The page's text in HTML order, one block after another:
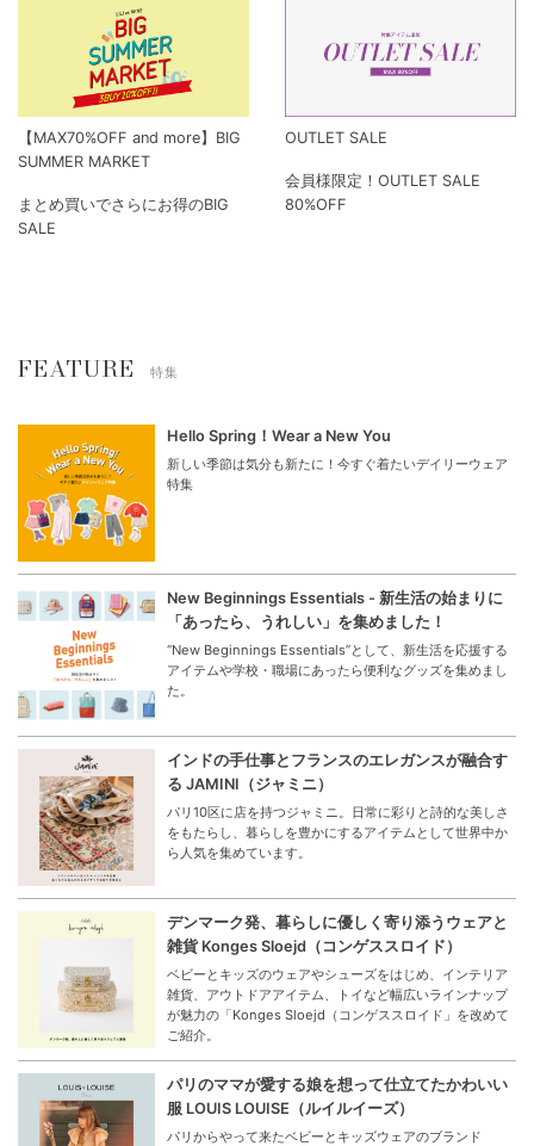
【MAX70%OFF and more】BIG
SUMMER MARKET
まとめ買いでさらにお得のBIG
SALE
OUTLET SALE
会員様限定！OUTLET SALE
80%OFF
FEATURE 特集
Hello Spring！Wear a New You
新しい季節は気分も新たに！今すぐ着たいデイリーウェア
特集
New Beginnings Essentials - 新生活の始まりに
「あったら、うれしい」を集めました！
“New Beginnings Essentials”として、新生活を応援する
アイテムや学校・職場にあったら便利なグッズを集めまし
た。
インドの手仕事とフランスのエレガンスが融合す
る JAMINI（ジャミニ）
パリ10区に店を持つジャミニ。日常に彩りと詩的な美しさ
をもたらし、暮らしを豊かにするアイテムとして世界中か
ら人気を集めています。
デンマーク発、暮らしに優しく寄り添うウェアと
雑貨 Konges Sloejd（コンゲススロイド）
ベビーとキッズのウェアやシューズをはじめ、インテリア
雑貨、アウトドアアイテム、トイなど幅広いラインナップ
が魅力の「Konges Sloejd（コンゲススロイド」を改めて
ご紹介。
パリのママが愛する娘を想って仕立てたかわいい
服 LOUIS LOUISE（ルイルイーズ）
パリからやって来たベビーとキッズウェアのブランド